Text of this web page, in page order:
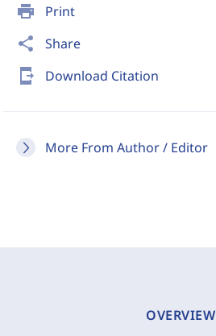
print Print
share Share
send_to_mobile Download Citation
More From Author / Editor
OVERVIEW